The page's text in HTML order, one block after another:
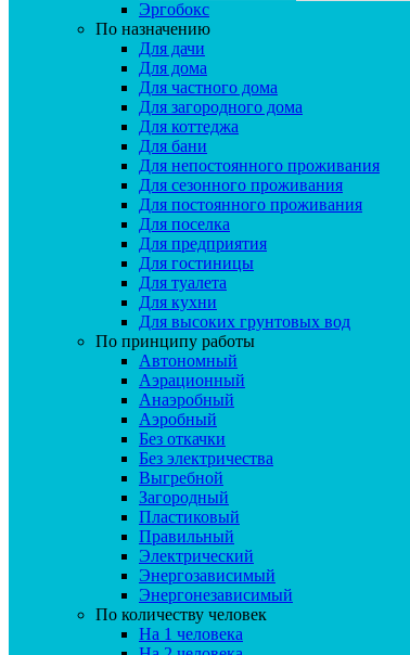
Эргобокс
По назначению
Для дачи
Для дома
Для частного дома
Для загородного дома
Для коттеджа
Для бани
Для непостоянного проживания
Для сезонного проживания
Для постоянного проживания
Для поселка
Для предприятия
Для гостиницы
Для туалета
Для кухни
Для высоких грунтовых вод
По принципу работы
Автономный
Аэрационный
Анаэробный
Аэробный
Без откачки
Без электричества
Выгребной
Загородный
Пластиковый
Правильный
Электрический
Энергозависимый
Энергонезависимый
По количеству человек
На 1 человека